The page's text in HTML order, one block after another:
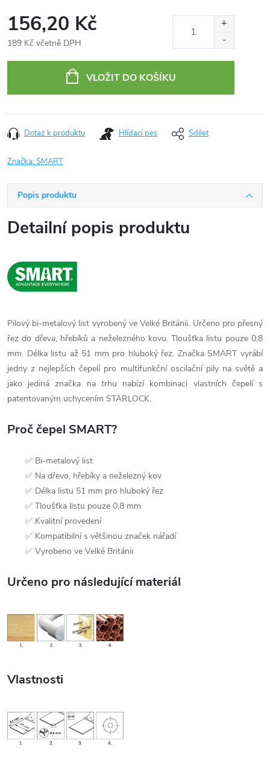
156,20 Kč
189 Kč včetně DPH
VLOŽIT DO KOŠÍKU
Dotaz k produktu Hlídací pes Sdílet
Značka:SMART
Popis produktu
Detailní popis produktu
Pilový bi-metalový list vyrobený ve Velké Británii. Určeno pro přesný
řez do dřeva, hřebíků a neželezného kovu. Tloušťka listu pouze 0,8
mm. Délka listu až 51 mm pro hluboký řez. Značka SMART vyrábí
jedny z nejlepších čepelí pro multifunkční oscilační pily na světě a
jako jediná značka na trhu nabízí kombinaci vlastních čepelí s
patentovaným uchycením STARLOCK.
Proč čepel SMART?
✅ Bi-metalový list
✅ Na dřevo, hřebíky a neželezný kov
✅ Délka listu 51 mm pro hluboký řez
✅ Tloušťka listu pouze 0,8 mm
✅ Kvalitní provedení
✅ Kompatibilní s většinou značek nářadí
✅ Vyrobeno ve Velké Británii
Určeno pro následující materiál
Vlastnosti